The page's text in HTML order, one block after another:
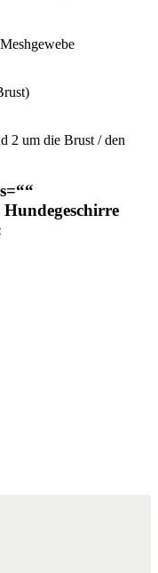
2 um die Brust / den